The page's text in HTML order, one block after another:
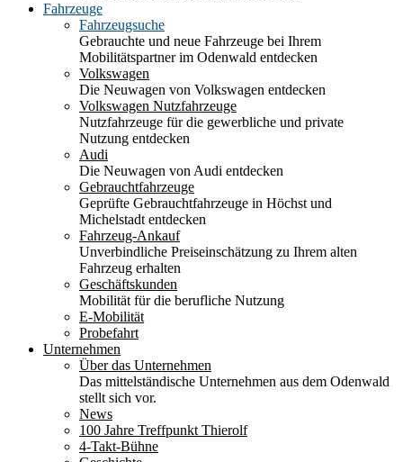
Fahrzeuge
Fahrzeugsuche
Gebrauchte und neue Fahrzeuge bei Ihrem
Mobilitätspartner im Odenwald entdecken
Volkswagen
Die Neuwagen von Volkswagen entdecken
Volkswagen Nutzfahrzeuge
Nutzfahrzeuge für die gewerbliche und private
Nutzung entdecken
Audi
Die Neuwagen von Audi entdecken
Gebrauchtfahrzeuge
Geprüfte Gebrauchtfahrzeuge in Höchst und
Michelstadt entdecken
Fahrzeug-Ankauf
Unverbindliche Preiseinschätzung zu Ihrem alten
Fahrzeug erhalten
Geschäftskunden
Mobilität für die berufliche Nutzung
E-Mobilität
Probefahrt
Unternehmen
Über das Unternehmen
Das mittelständische Unternehmen aus dem Odenwald
stellt sich vor.
News
100 Jahre Treffpunkt Thierolf
4-Takt-Bühne